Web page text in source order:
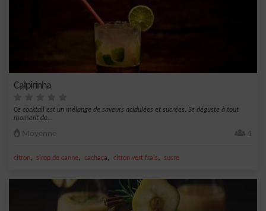
Caïpirinha
Ce cocktail est un mélange de saveurs acidulées et sucrées. Se déguste à tout
moment de...
Moyenne 1
citron, sirop de canne, cachaça, citron vert frais, sucre